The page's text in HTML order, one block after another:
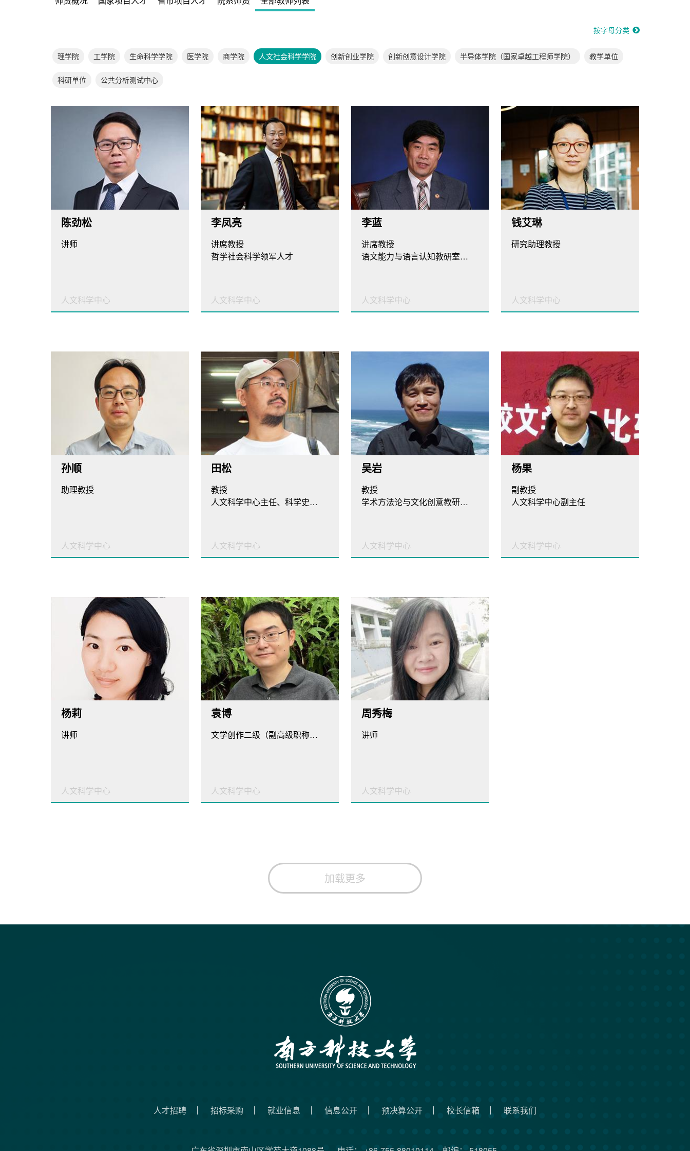
按字母分类
理学院 工学院 生命科学学院 医学院 商学院 人文社会科学学院 创新创业学院 创新创意设计学院 半导体学院（国家卓越工程师学院） 教学单位
科研单位 公共分析测试中心
陈劲松
讲师
人文科学中心
李凤亮
讲席教授
哲学社会科学领军人才
人文科学中心
李蓝
讲席教授
语文能力与语言认知教研室主任，树礼书院院长
人文科学中心
钱艾琳
研究助理教授
人文科学中心
孙顺
助理教授
人文科学中心
田松
教授
人文科学中心主任、科学史与科学教育教研室主任
人文科学中心
吴岩
教授
学术方法论与文化创意教研室主任
人文科学中心
杨果
副教授
人文科学中心副主任
人文科学中心
杨莉
讲师
人文科学中心
袁博
文学创作二级（副高级职称）、专任讲师
人文科学中心
周秀梅
讲师
人文科学中心
加载更多
人才招聘 招标采购 就业信息 信息公开 预决算公开 校长信箱 联系我们